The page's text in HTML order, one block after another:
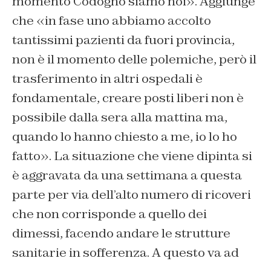
che «in fase uno abbiamo accolto
tantissimi pazienti da fuori provincia,
non è il momento delle polemiche, però il
trasferimento in altri ospedali è
fondamentale, creare posti liberi non è
possibile dalla sera alla mattina ma,
quando lo hanno chiesto a me, io lo ho
fatto». La situazione che viene dipinta si
è aggravata da una settimana a questa
parte per via dell’alto numero di ricoveri
che non corrisponde a quello dei
dimessi, facendo andare le strutture
sanitarie in sofferenza. A questo va ad